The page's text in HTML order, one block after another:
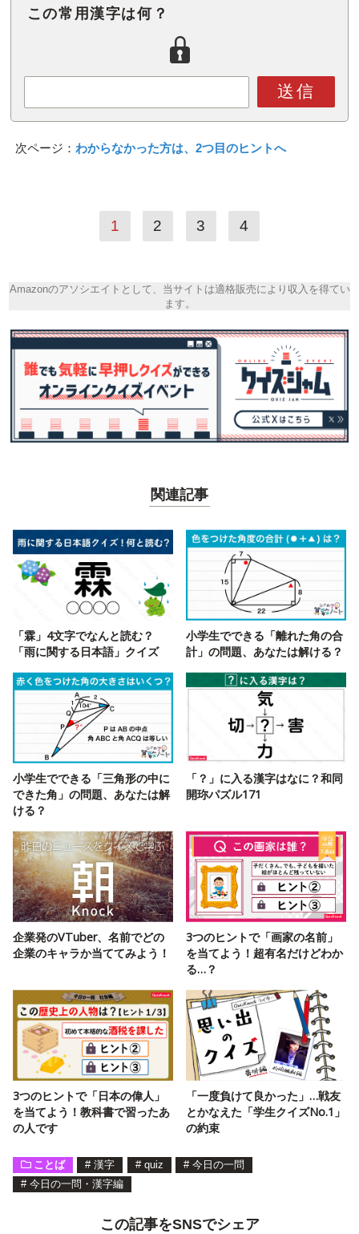
この常用漢字は何？
送信
次ページ： わからなかった方は、2つ目のヒントへ
1 2 3 4
Amazonのアソシエイトとして、当サイトは適格販売により収入を得てい
ます。
関連記事
「霖」4文字でなんと読む？
「雨に関する日本語」クイズ
小学生でできる「離れた角の合
計」の問題、あなたは解ける？
小学生でできる「三角形の中に
できた角」の問題、あなたは解
ける？
「？」に入る漢字はなに？和同
開珎パズル171
企業発のVTuber、名前でどの
企業のキャラか当ててみよう！
3つのヒントで「画家の名前」
を当てよう！超有名だけどわか
る…？
3つのヒントで「日本の偉人」
を当てよう！教科書で習ったあ
の人です
「一度負けて良かった」…戦友
とかなえた「学生クイズNo.1」
の約束
ことば # 漢字 # quiz # 今日の一問
# 今日の一問・漢字編
この記事をSNSでシェア